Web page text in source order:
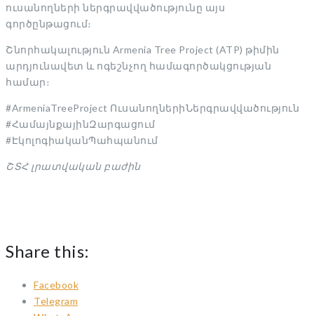
ուսանողների ներգրավվածությունը այս
գործընթացում։
Շնորհակալություն Armenia Tree Project (ATP) թիմին
արդյունավետ և ոգեշնչող համագործակցության
համար։
#ArmeniaTreeProject ՈւսանողներիՆերգրավվածություն
#ՀամայնքայինԶարգացում
#ԷկոլոգիականՊահպանում
ՇՏՀ լրատվական բաժին
Share this:
Facebook
Telegram